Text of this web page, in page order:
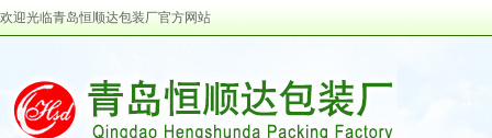
欢迎光临青岛恒顺达包装厂官方网站